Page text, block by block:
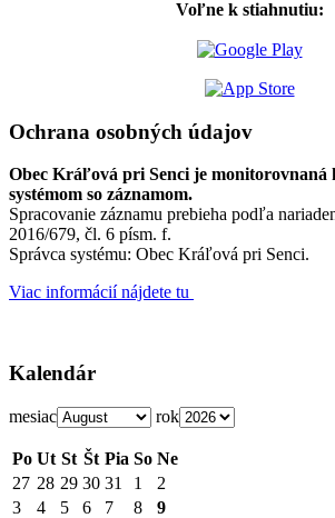
Voľne k stiahnutiu:
Ochrana osobných údajov
Obec Kráľová pri Senci je monitorovnaná
systémom so záznamom.
Spracovanie záznamu prebieha podľa
2016/679, čl. 6 písm. f.
Správca systému: Obec Kráľová pri Senci.
Viac informácií nájdete tu
Kalendár
mesiac rok
Po Ut St Št Pia So Ne
27 28 29 30 31 1
2
3
4 5 6 7 8
9